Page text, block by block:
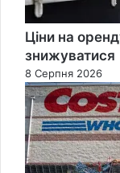
Ціни на
знижуватися
8 Серпня 2026